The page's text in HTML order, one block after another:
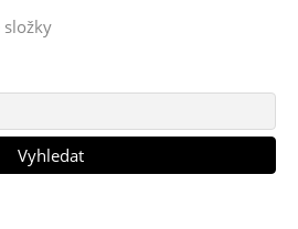
složky